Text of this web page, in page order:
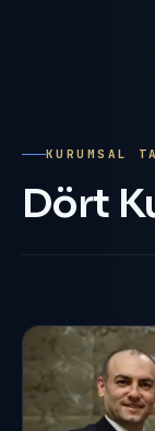
KURUMSAL
Dört